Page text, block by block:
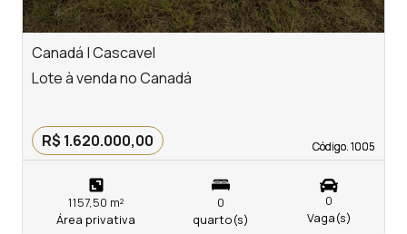
Canadá | Cascavel
Código. 1005
Código. 1005
Lote à venda no Canadá
R$ 1.620.000,00
1157,50 m²
Área privativa
0
quarto(s)
0
Vaga(s)